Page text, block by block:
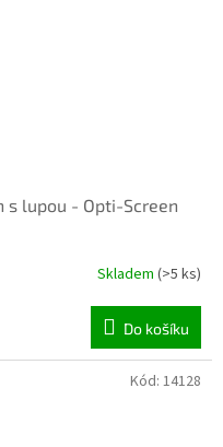
s lupou - Opti-Screen
Skladem (>5 ks)
Do košíku
Kód: 14128